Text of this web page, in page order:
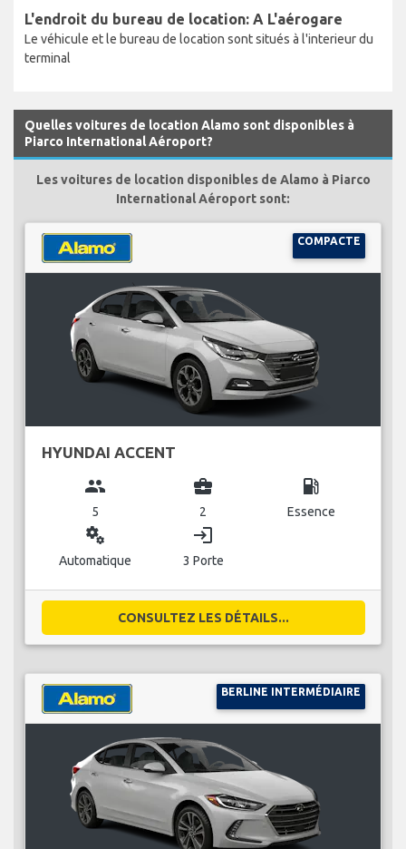
L'endroit du bureau de location: A L'aérogare
Le véhicule et le bureau de location sont situés à l'interieur du
terminal
Quelles voitures de location Alamo sont disponibles à
Piarco International Aéroport?
Les voitures de location disponibles de Alamo à Piarco
International Aéroport sont:
COMPACTE
HYUNDAI ACCENT
group
5
business_center
2
local_gas_station
Essence
miscellaneous_services
Automatique
login
3 Porte
CONSULTEZ LES DÉTAILS...
BERLINE INTERMÉDIAIRE